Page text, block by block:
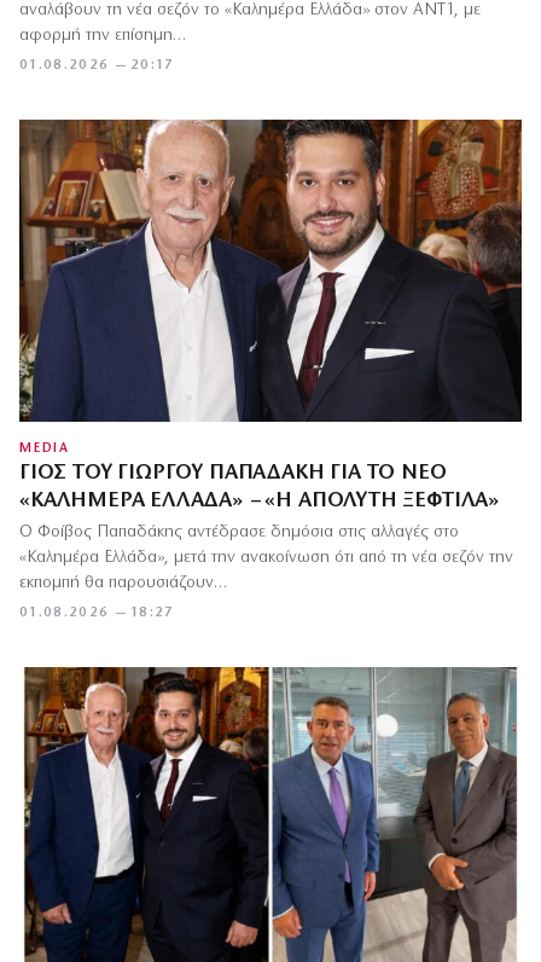
01.08.2026 — 20:17
αναλάβουν τη νέα σεζόν το «Καλημέρα Ελλάδα» στον ΑΝΤ1, με
αφορμή την επίσημη…
MEDIA
ΓΙΟΣ ΤΟΥ ΓΙΏΡΓΟΥ ΠΑΠΑΔΆΚΗ ΓΙΑ ΤΟ ΝΈΟ
«ΚΑΛΗΜΈΡΑ ΕΛΛΆΔΑ» – «Η ΑΠΌΛΥΤΗ ΞΕΦΤΊΛΑ»
01.08.2026 — 18:27
Ο Φοίβος Παπαδάκης αντέδρασε δημόσια στις αλλαγές στο
«Καλημέρα Ελλάδα», μετά την ανακοίνωση ότι από τη νέα σεζόν την
εκπομπή θα παρουσιάζουν…